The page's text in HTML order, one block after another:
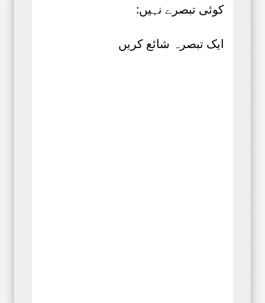
کوئی تبصرے نہیں:
ایک تبصرہ شائع کریں